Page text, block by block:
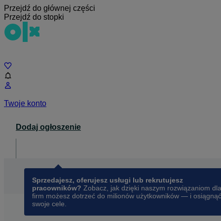
Przejdź do głównej części
Przejdź do stopki
Twoje konto
Dodaj ogłoszenie
Sprzedajesz, oferujesz usługi lub rekrutujesz
pracowników? Zobacz, jak dzięki naszym rozwiązaniom dla
firm możesz dotrzeć do milionów użytkowników — i osiągnąć
swoje cele.